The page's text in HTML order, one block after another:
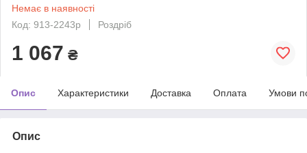
Немає в наявності
Код: 913-2243р
Роздріб
1 067 ₴
Опис Характеристики Доставка Оплата Умови
Опис